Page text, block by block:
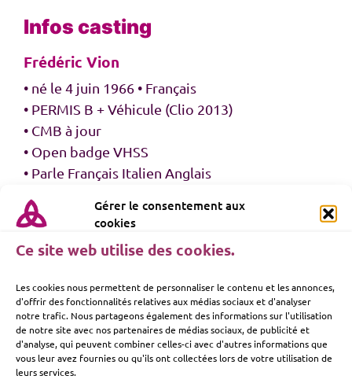
Gérer le consentement aux
cookies
Ce site web utilise des cookies.
Les cookies nous permettent de personnaliser le contenu et les annonces,
d'offrir des fonctionnalités relatives aux médias sociaux et d'analyser
notre trafic. Nous partageons également des informations sur l'utilisation
de notre site avec nos partenaires de médias sociaux, de publicité et
d'analyse, qui peuvent combiner celles-ci avec d'autres informations que
vous leur avez fournies ou qu'ils ont collectées lors de votre utilisation de
leurs services.
Infos casting
Frédéric Vion
• né le 4 juin 1966 • Français
• PERMIS B + Véhicule (Clio 2013)
• CMB à jour
• Open badge VHSS
• Parle Français Italien Anglais
Mensurations
• 1.72 m
• 80 kg
• Cheveux : poivre et sel
• Pointure : 41
• Cou/chemise : 43
• Tour de tête : 59
• Veste : 58